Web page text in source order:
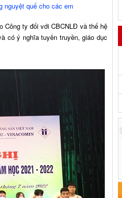
nguyệt quế cho các em
Công ty đối với CBCNLĐ và thế hệ
có ý nghĩa tuyên truyền, giáo dục